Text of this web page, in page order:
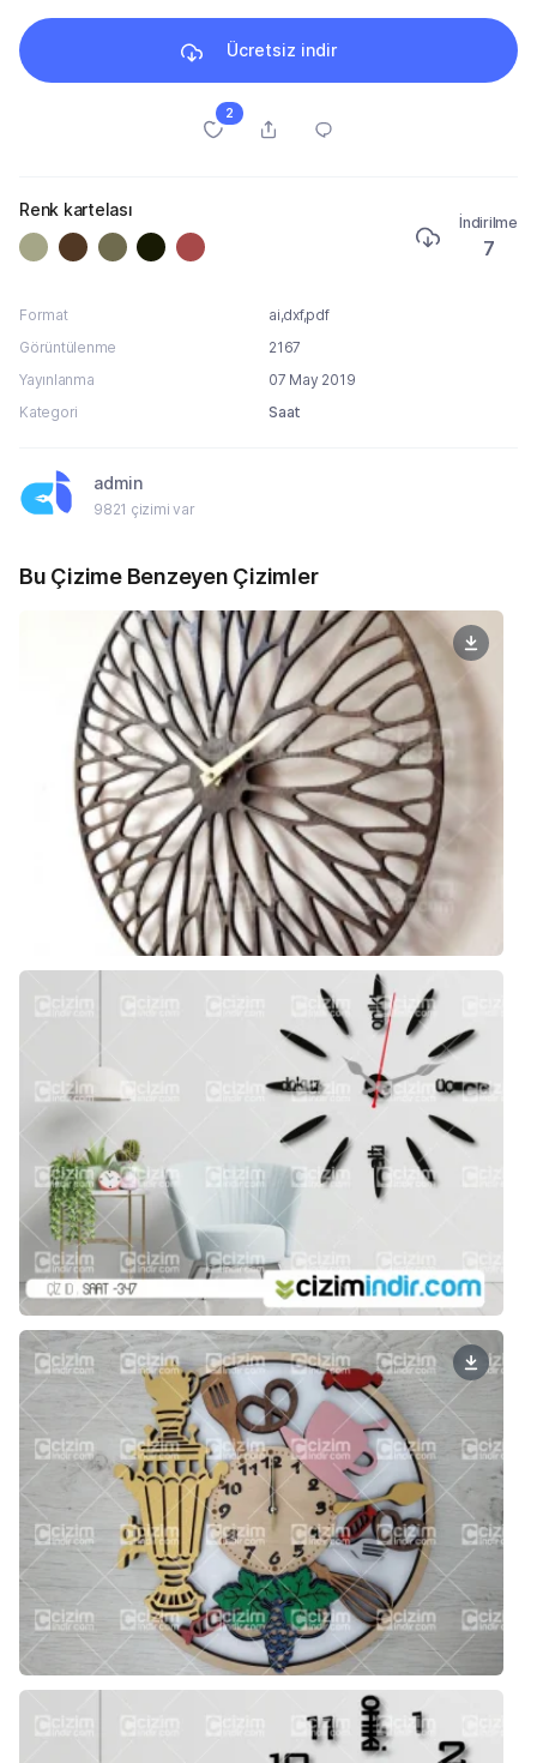
Ücretsiz indir
2
Renk kartelası
İndirilme
7
Format
ai,dxf,pdf
Görüntülenme
2167
Yayınlanma
07 May 2019
Kategori
Saat
admin
9821 çizimi var
Bu Çizime Benzeyen Çizimler